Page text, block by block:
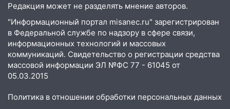
05:50
Пять украденных лошадей и
смертельная драка
05:00 Боль, скованность и старение
дисков: как повседневные привычки
незаметно разрушают наш позвоночник
03:00 День скрытых ловушек и
внезапных подарков судьбы: гороскоп
на 10 августа
Редакция может не разделять мнение авторов.
"Информационный портал misanec.ru" зарегистрирован
в Федеральной службе по надзору в сфере связи,
информационных технологий и массовых
коммуникаций. Свидетельство о регистрации средства
массовой информации ЭЛ №ФС 77 - 61045 от
05.03.2015
Политика в отношении обработки персональных данных